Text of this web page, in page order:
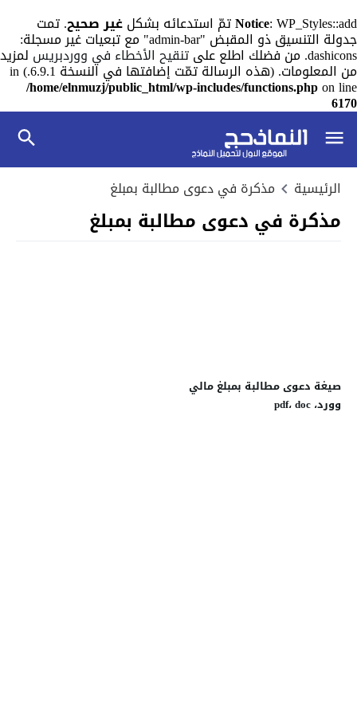
Notice: WP_Styles::add تمّ استدعائه بشكل غير صحيح. تمت
جدولة التنسيق ذو المقبض "admin-bar" مع تبعيات غير مسجلة:
dashicons. من فضلك اطلع على تنقيح الأخطاء في ووردبريس لمزيد
من المعلومات. (هذه الرسالة تمّت إضافتها في النسخة 6.9.1.) in
/home/elnmuzj/public_html/wp-includes/functions.phpon line
6170
الرئيسية مذكرة في دعوى مطالبة بمبلغ
مذكرة في دعوى مطالبة بمبلغ
صيغة دعوى مطالبة بمبلغ مالي
وورد، pdf، doc